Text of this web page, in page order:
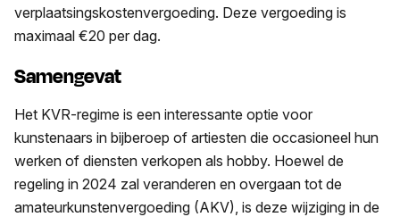
verplaatsingskostenvergoeding. Deze vergoeding is
maximaal €20 per dag.
Samengevat
Het KVR-regime is een interessante optie voor
kunstenaars in bijberoep of artiesten die occasioneel hun
werken of diensten verkopen als hobby. Hoewel de
regeling in 2024 zal veranderen en overgaan tot de
amateurkunstenvergoeding (AKV), is deze wijziging in de